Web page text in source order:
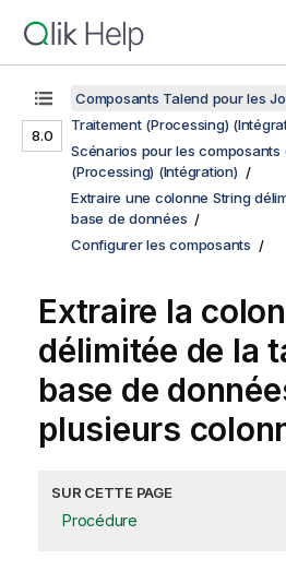
8.0
Composants Talend pour les
Traitement (Processing)
Scénarios pour les composants
(Processing) (Intégration)
Extraire une colonne String
base de données
Configurer les composants
Extraire la
délimitée de la
base de
plusieurs
SUR CETTE PAGE
Procédure